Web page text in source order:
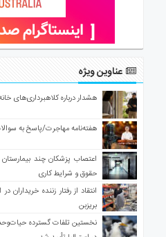
عناوین ویژه
هشدار درباره کلاهبرداری‌های
هفته‌نامه مهاجرت/پاسخ به سوالات
اعتصاب پزشکان چند
حقوق و شرایط کاری
انتقاد از رفتار زننده خریداران
بریزبن
نخستین تلفات گسترده حیات‌وحش